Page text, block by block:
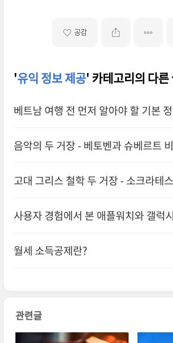
공감
'유익 정보 제공' 카테고리의 다른
베트남 여행 전 먼저 알아야 할 기본
음악의 두 거장 - 베토벤과 슈베르트
고대 그리스 철학 두 거장 - 소크라테스와 아리스토텔레스
사용자 경험에서 본 애플워치와 갤럭
월세 소득공제란?
관련글